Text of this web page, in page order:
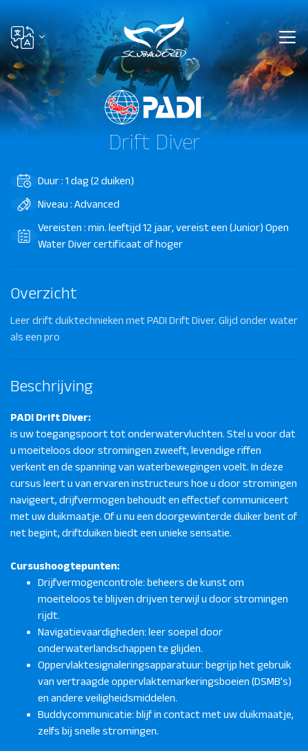
Drift Diver
Duur : 1 dag (2 duiken)
Niveau : Advanced
Vereisten : min. leeftijd 12 jaar, vereist een (Junior) Open
Water Diver certificaat of hoger
Overzicht
Leer drift duiktechnieken met PADI Drift Diver. Glijd onder water
als een pro
Beschrijving
PADI Drift Diver:
is uw toegangspoort tot onderwatervluchten. Stel u voor dat
u moeiteloos door stromingen zweeft, levendige riffen
verkent en de spanning van waterbewegingen voelt. In deze
cursus leert u van ervaren instructeurs hoe u door stromingen
navigeert, drijfvermogen behoudt en effectief communiceert
met uw duikmaatje. Of u nu een doorgewinterde duiker bent of
net begint, driftduiken biedt een unieke sensatie.
Cursushoogtepunten:
Drijfvermogencontrole: beheers de kunst om
moeiteloos te blijven drijven terwijl u door stromingen
rijdt.
Navigatievaardigheden: leer soepel door
onderwaterlandschappen te glijden.
Oppervlaktesignaleringsapparatuur: begrijp het gebruik
van vertraagde oppervlaktemarkeringsboeien (DSMB's)
en andere veiligheidsmiddelen.
Buddycommunicatie: blijf in contact met uw duikmaatje,
zelfs bij snelle stromingen.